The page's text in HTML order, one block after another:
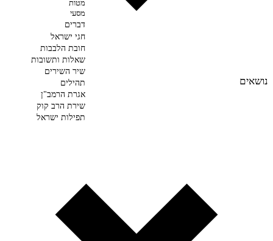
נושאים
מטות
מסעי
דברים
חגי ישראל
חובת הלבבות
שאלות ותשובות
שיר השירים
תהילים
אגרת הרמב"ן
שירת הרב קוק
תפילות ישראל